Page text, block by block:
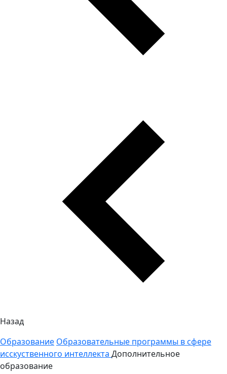
Назад
Образование Образовательные программы в сфере
исскуственного интеллекта Дополнительное
образование